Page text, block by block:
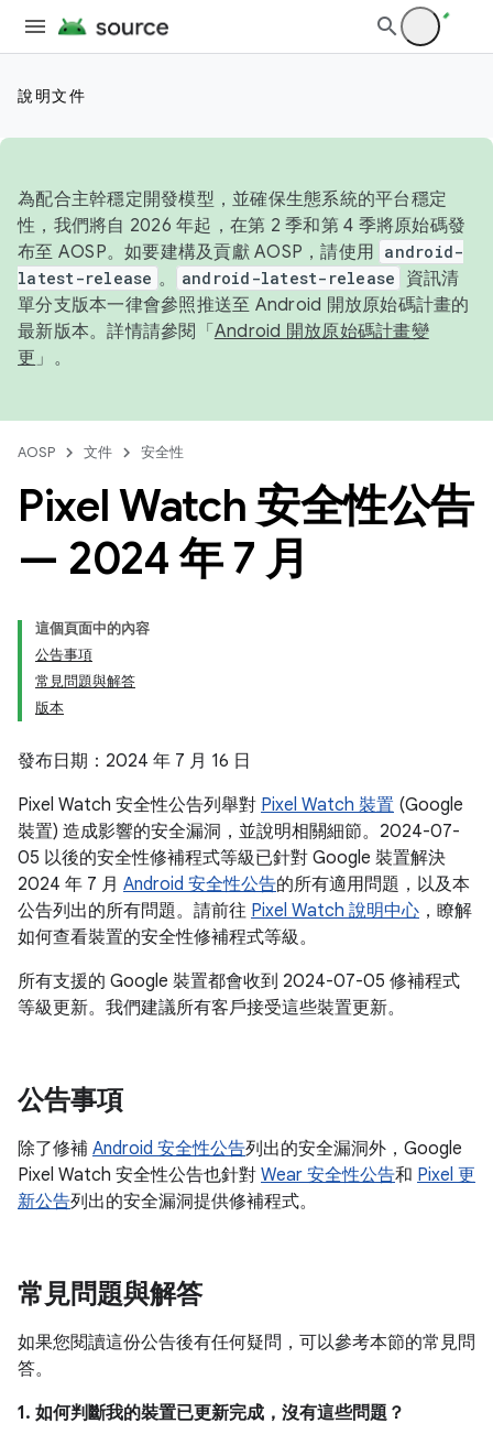
說明文件
為配合主幹穩定開發模型，並確保生態系統的平台穩定
性，我們將自 2026 年起，在第 2 季和第 4 季將原始碼發
布至 AOSP。如要建構及貢獻 AOSP，請使用 android-
latest-release 。 android-latest-release
資訊清
單分支版本一律會參照推送至 Android 開放原始碼計畫的
最新版本。詳情請參閱「 Android 開放原始碼計畫變
更 」。
AOSP 文件 安全性
Pixel Watch 安全性公告
— 2024 年 7 月
這個頁面中的內容
公告事項
常見問題與解答
版本
發布日期：2024 年 7 月 16 日
Pixel Watch 安全性公告列舉對 Pixel Watch 裝置 (Google
裝置) 造成影響的安全漏洞，並說明相關細節。2024-07-
05 以後的安全性修補程式等級已針對 Google 裝置解決
2024 年 7 月 Android 安全性公告的所有適用問題，以及本
公告列出的所有問題。請前往 Pixel Watch 說明中心 ，瞭解
如何查看裝置的安全性修補程式等級。
所有支援的 Google 裝置都會收到 2024-07-05 修補程式
等級更新。我們建議所有客戶接受這些裝置更新。
公告事項
除了修補 Android 安全性公告列出的安全漏洞外，Google
Pixel Watch 安全性公告也針對 Wear 安全性公告和 Pixel 更
新公告列出的安全漏洞提供修補程式。
常見問題與解答
如果您閱讀這份公告後有任何疑問，可以參考本節的常見問
答。
1. 如何判斷我的裝置已更新完成，沒有這些問題？